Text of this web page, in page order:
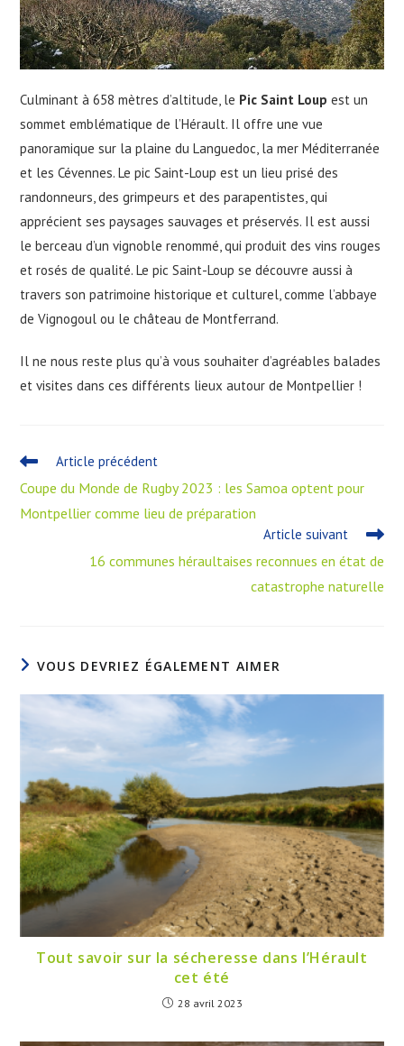
Culminant à 658 mètres d’altitude, le Pic Saint Loup est un
sommet emblématique de l’Hérault. Il offre une vue
panoramique sur la plaine du Languedoc, la mer Méditerranée
et les Cévennes. Le pic Saint-Loup est un lieu prisé des
randonneurs, des grimpeurs et des parapentistes, qui
apprécient ses paysages sauvages et préservés. Il est aussi
le berceau d’un vignoble renommé, qui produit des vins rouges
et rosés de qualité. Le pic Saint-Loup se découvre aussi à
travers son patrimoine historique et culturel, comme l’abbaye
de Vignogoul ou le château de Montferrand.
Il ne nous reste plus qu’à vous souhaiter d’agréables balades
et visites dans ces différents lieux autour de Montpellier !
Article précédent
Coupe du Monde de Rugby 2023 : les Samoa optent pour
Montpellier comme lieu de préparation
Article suivant
16 communes héraultaises reconnues en état de
catastrophe naturelle
VOUS DEVRIEZ ÉGALEMENT AIMER
Tout savoir sur la sécheresse dans l’Hérault
cet été
28 avril 2023